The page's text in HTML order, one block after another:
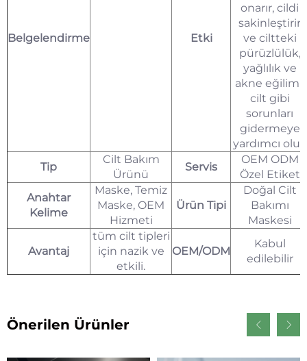
Belgelendirme Etki
onarır, cildi
sakinleştirir
ve ciltteki
pürüzlülük,
yağlılık ve
akne eğilimli
cilt gibi
sorunları
gidermeye
yardımcı olur.
Tip
Cilt Bakım
Ürünü
Servis
OEM ODM
Özel Etiket
Anahtar
Kelime
Maske, Temiz
Maske, OEM
Hizmeti
Ürün Tipi
Doğal Cilt
Bakımı
Maskesi
Avantaj
tüm cilt tipleri
için nazik ve
etkili.
OEM/ODM
Kabul
edilebilir
Önerilen Ürünler